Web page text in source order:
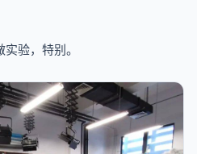
验，特别。